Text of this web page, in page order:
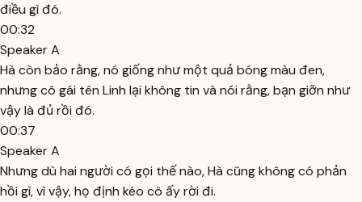
điều gì đó.
00:32
Speaker A
Hà còn bảo rằng, nó giống như một quả bóng màu đen,
nhưng cô gái tên Linh lại không tin và nói rằng, bạn giỡn như
vậy là đủ rồi đó.
00:37
Speaker A
Nhưng dù hai người có gọi thế nào, Hà cũng không có phản
hồi gì, vì vậy, họ định kéo cô ấy rời đi.